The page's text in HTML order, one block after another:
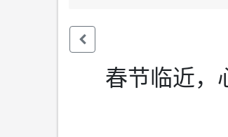
春节临近，